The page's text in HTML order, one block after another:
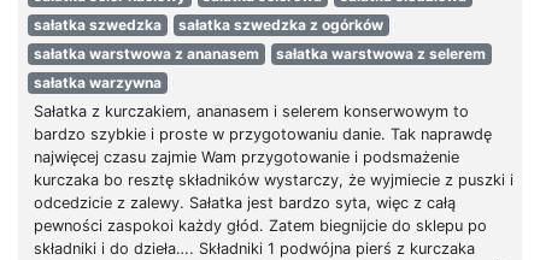
sałatka szwedzka
sałatka szwedzka z ogórków
sałatka warstwowa z ananasem
sałatka warstwowa z selerem
sałatka warzywna
Sałatka z kurczakiem, ananasem i selerem konserwowym to
bardzo szybkie i proste w przygotowaniu danie. Tak naprawdę
najwięcej czasu zajmie Wam przygotowanie i podsmażenie
kurczaka bo resztę składników wystarczy, że wyjmiecie z puszki i
odcedzicie z zalewy. Sałatka jest bardzo syta, więc z całą
pewności zaspokoi każdy głód. Zatem biegnijcie do sklepu po
składniki i do dzieła…. Składniki 1 podwójna pierś z kurczaka